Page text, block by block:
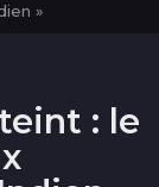
»
: le